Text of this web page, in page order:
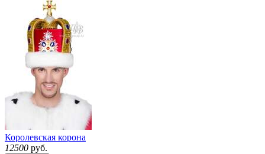
Королевская корона
12500 руб.